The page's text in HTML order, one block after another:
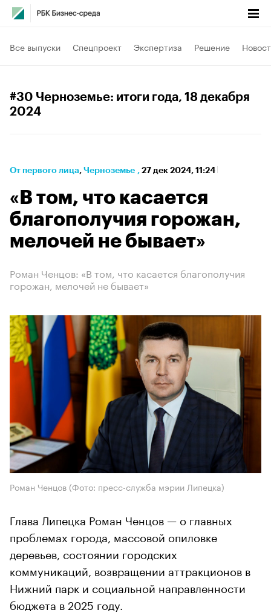
Все выпуски Спецпроект Экспертиза Решение
#30 Черноземье: итоги года, 18 декабря
2024
От первого лица⁠, Черноземье , 27 дек 2024, 11:24
«В том, что касается
благополучия горожан,
мелочей не бывает»
Роман Ченцов: «В том, что касается благополучия
горожан, мелочей не бывает»
Роман Ченцов (Фото: пресс-служба мэрии Липецка)
Глава Липецка Роман Ченцов — о главных
проблемах города, массовой опиловке
деревьев, состоянии городских
коммуникаций, возвращении аттракционов в
Нижний парк и социальной направленности
бюджета в 2025 году.